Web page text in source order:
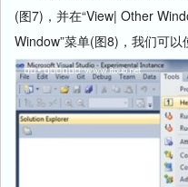
(图7)，并在“View| Other
Window”菜单(图8)，我们可以